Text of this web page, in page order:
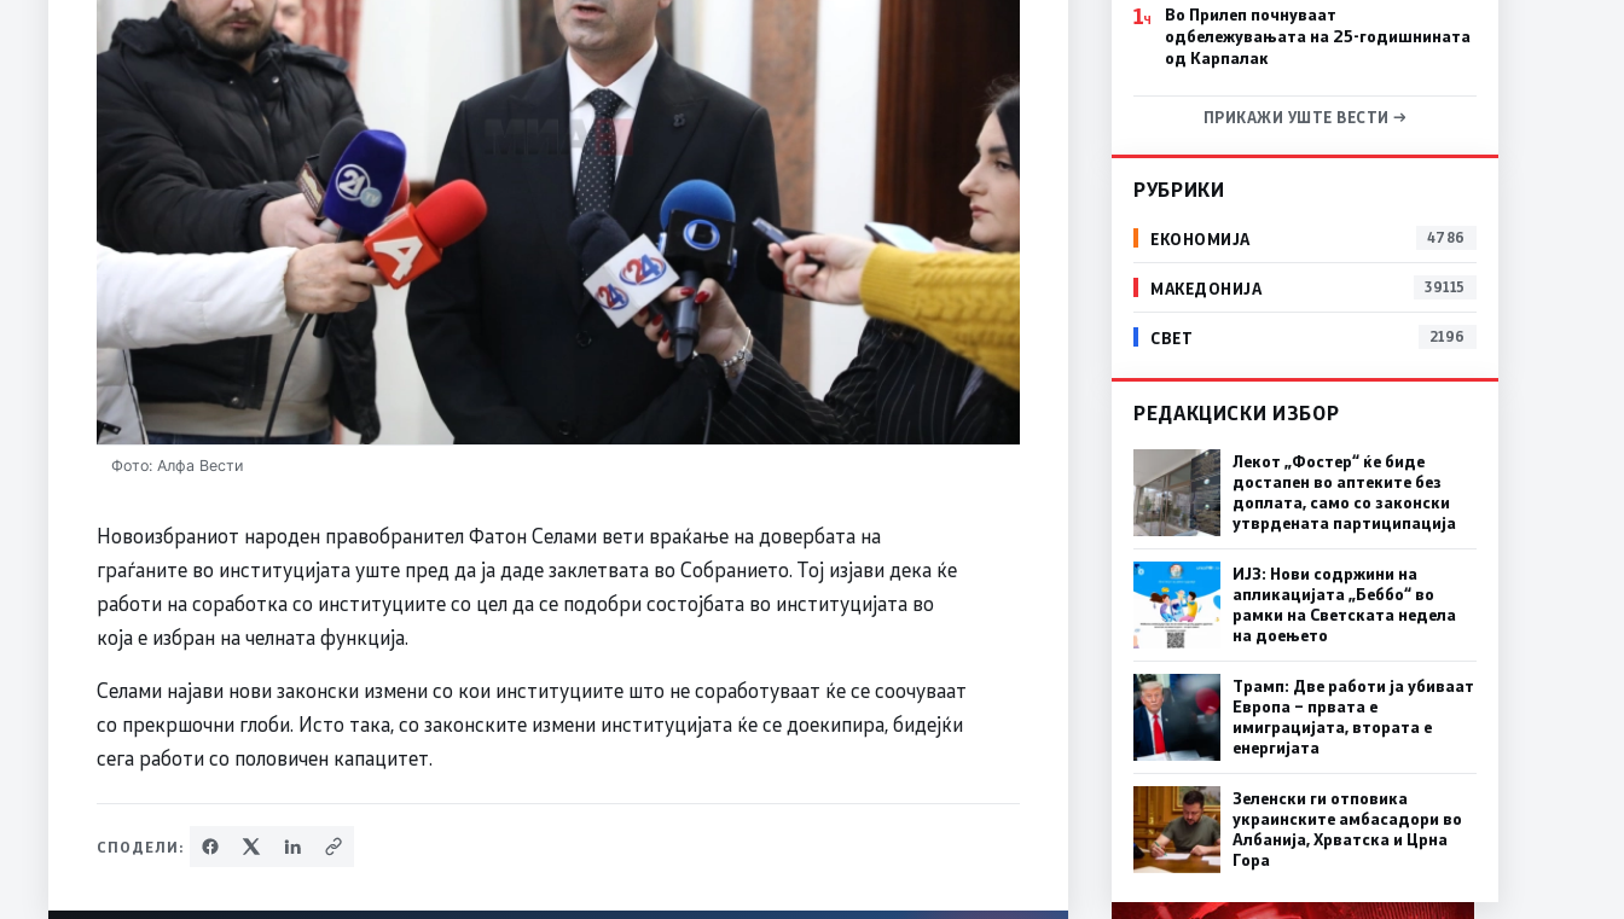
Фото: Алфа Вести
Новоизбраниот народен правобранител Фатон Селами вети враќање на довербата на
граѓаните во институцијата уште пред да ја даде заклетвата во Собранието. Тој изјави дека ќе
работи на соработка со институциите со цел да се подобри состојбата во институцијата во
која е избран на челната функција.
Селами најави нови законски измени со кои институциите што не соработуваат ќе се соочуваат
со прекршочни глоби. Исто така, со законските измени институцијата ќе се доекипира, бидејќи
сега работи со половичен капацитет.
СПОДЕЛИ:
1Ч
Во Прилеп почнуваат
одбележувањата на 25-годишнината
од Карпалак
ПРИКАЖИ УШТЕ ВЕСТИ →
РУБРИКИ
ЕКОНОМИЈА 4786
МАКЕДОНИЈА 39115
СВЕТ 2196
РЕДАКЦИСКИ ИЗБОР
Лекот „Фостер“ ќе биде
достапен во аптеките без
доплата, само со законски
утврдената партиципација
ИЈЗ: Нови содржини на
апликацијата „Беббо“ во
рамки на Светската недела
на доењето
Трамп: Две работи ја убиваат
Европа – првата е
имиграцијата, втората е
енергијата
Зеленски ги отповика
украинските амбасадори во
Албанија, Хрватска и Црна
Гора